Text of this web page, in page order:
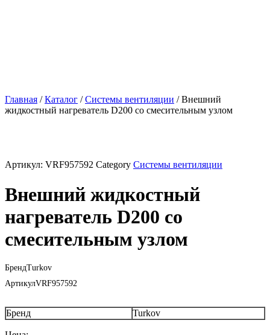
Главная /Каталог /Системы вентиляции / Внешний
жидкостный нагреватель D200 со смесительным узлом
Артикул: VRF957592 Category Системы вентиляции
Внешний жидкостный
нагреватель D200 со
смесительным узлом
БрендTurkov
АртикулVRF957592
Бренд Turkov